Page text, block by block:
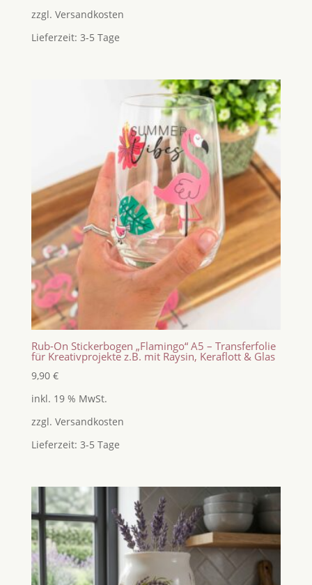
zzgl. Versandkosten
Lieferzeit: 3-5 Tage
Rub-On Stickerbogen „Flamingo“ A5 – Transferfolie
für Kreativprojekte z.B. mit Raysin, Keraflott & Glas
9,90 €
inkl. 19 % MwSt.
zzgl. Versandkosten
Lieferzeit: 3-5 Tage